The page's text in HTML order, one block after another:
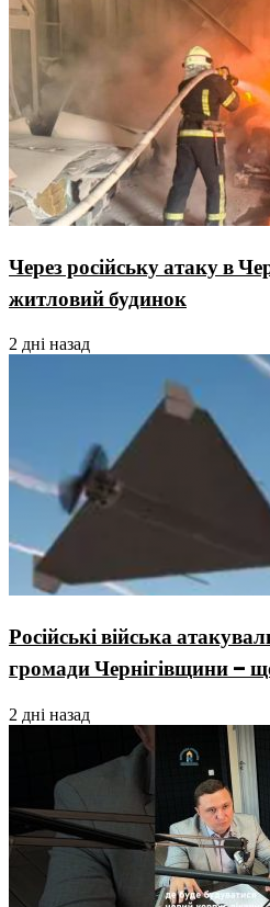
Через російську атаку в
житловий будинок
2 дні назад
Російські війська
громади Чернігівщини –
2 дні назад